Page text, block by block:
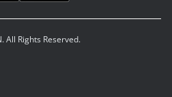
All Rights Reserved.